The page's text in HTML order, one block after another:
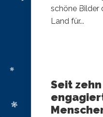
schöne Bilder
Land für...
Seit